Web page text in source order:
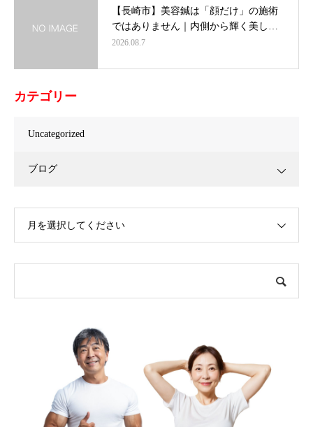
【長崎市】美容鍼は「顔だけ」の施術
ではありません｜内側から輝く美し…
2026.08.7
カテゴリー
Uncategorized
ブログ
月を選択してください